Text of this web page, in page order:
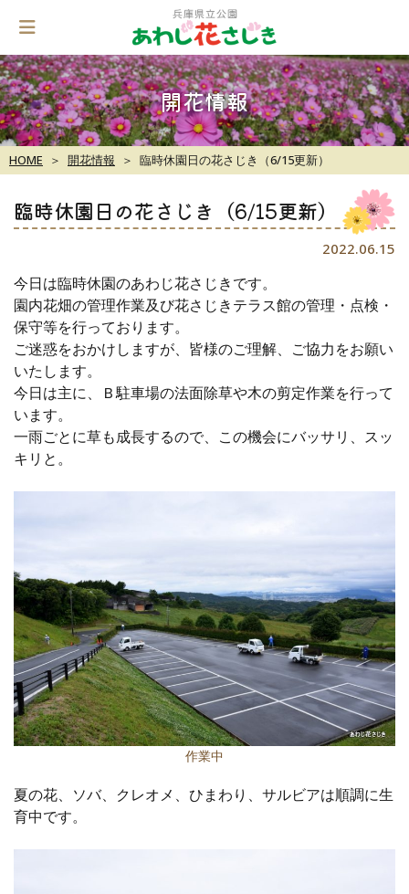
content
開花情報
HOME 開花情報 臨時休園日の花さじき（6/15更新）
臨時休園日の花さじき（6/15更新）
2022.06.15
今日は臨時休園のあわじ花さじきです。
園内花畑の管理作業及び花さじきテラス館の管理・点検・
保守等を行っております。
ご迷惑をおかけしますが、皆様のご理解、ご協力をお願い
いたします。
今日は主に、Ｂ駐車場の法面除草や木の剪定作業を行って
います。
一雨ごとに草も成長するので、この機会にバッサリ、スッ
キリと。
作業中
夏の花、ソバ、クレオメ、ひまわり、サルビアは順調に生
育中です。